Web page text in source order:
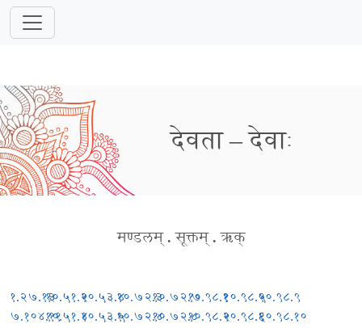
देवता – देवाः
मण्डलम् . सूक्तम् . ऋक्
१.२७.१३
७.१०४.११
१०.५१.२
१०.५१.४
१०.५३.४
१०.५३.५
१०.७२.३
१०.७२.४
१०.७२.७
१०.७२.८
१०.९८.१
१०.९८.२
१०.९८.५
१०.९८.६
१०.९८.९
१०.९८.१०